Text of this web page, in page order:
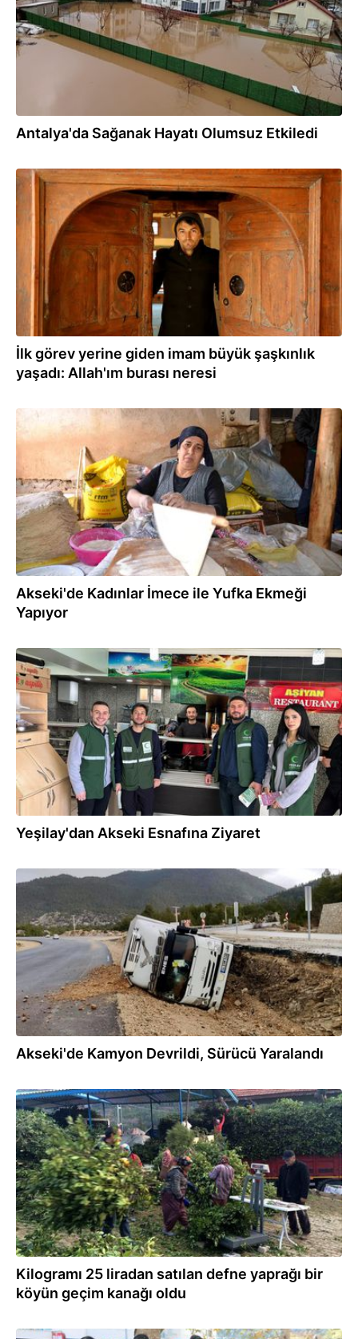
Antalya'da Sağanak Hayatı Olumsuz Etkiledi
12.02.2026
İlk görev yerine giden imam büyük şaşkınlık
yaşadı: Allah'ım burası neresi
04.01.2026
Akseki'de Kadınlar İmece ile Yufka Ekmeği
Yapıyor
03.01.2026
Yeşilay'dan Akseki Esnafına Ziyaret
Akseki'de Kamyon Devrildi, Sürücü Yaralandı
21.12.2025
Kilogramı 25 liradan satılan defne yaprağı bir
köyün geçim kanağı oldu